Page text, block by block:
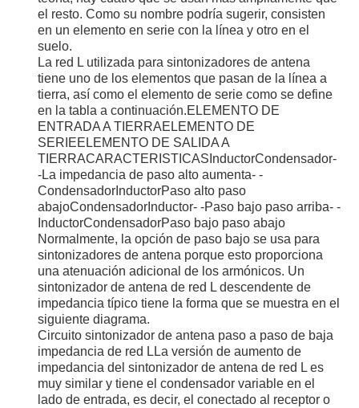
el resto. Como su nombre podría sugerir, consisten
en un elemento en serie con la línea y otro en el
suelo.
La red L utilizada para sintonizadores de antena
tiene uno de los elementos que pasan de la línea a
tierra, así como el elemento de serie como se define
en la tabla a continuación.ELEMENTO DE
ENTRADA A TIERRAELEMENTO DE
SERIEELEMENTO DE SALIDA A
TIERRACARACTERISTICASInductorCondensador-
-La impedancia de paso alto aumenta- -
CondensadorInductorPaso alto paso
abajoCondensadorInductor- -Paso bajo paso arriba- -
InductorCondensadorPaso bajo paso abajo
Normalmente, la opción de paso bajo se usa para
sintonizadores de antena porque esto proporciona
una atenuación adicional de los armónicos. Un
sintonizador de antena de red L descendente de
impedancia típico tiene la forma que se muestra en el
siguiente diagrama.
Circuito sintonizador de antena paso a paso de baja
impedancia de red LLa versión de aumento de
impedancia del sintonizador de antena de red L es
muy similar y tiene el condensador variable en el
lado de entrada, es decir, el conectado al receptor o